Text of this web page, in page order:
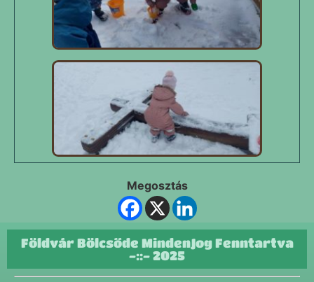
Megosztás
Földvár Bölcsőde MindenJog Fenntartva
-::- 2025